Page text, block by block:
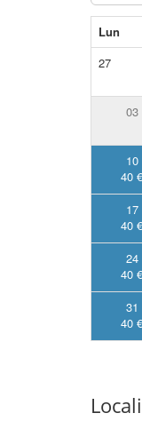
Lun
27
03
10
40 €
17
40 €
24
40 €
31
40 €